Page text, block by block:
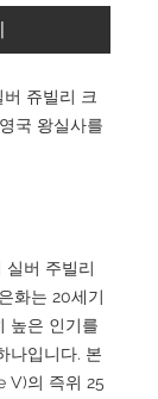
쥬빌리 크
국 왕실사를
실버 주빌리
화는 20세기
높은 인기를
나입니다. 본
V)의 즉위 25